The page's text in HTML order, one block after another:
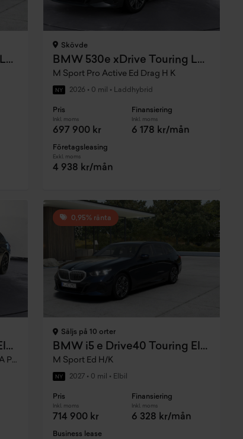
BMW 530e xDrive Touring Laddhybrid
Skövde
BMW 530e xDrive Touring Laddhybrid
M Sport Pro Active Ed Drag H K
NY 2026 • 0 mil • Laddhybrid
Pris
Inkl. moms
697 900 kr
Finansiering
Inkl. moms
6 178 kr/mån
Företagsleasing
Exkl. moms
4 938 kr/mån
BMW i5 xDrive40 Touring Elbil Demo
xDrive M Sport Business Ed Drag DA Pro H K
0,95% ränta
Säljs på 10 orter
BMW i5 e Drive40 Touring Elbil
M Sport Ed H/K
NY 2027 • 0 mil • Elbil
Pris
Inkl. moms
714 900 kr
Finansiering
Inkl. moms
6 328 kr/mån
Business lease